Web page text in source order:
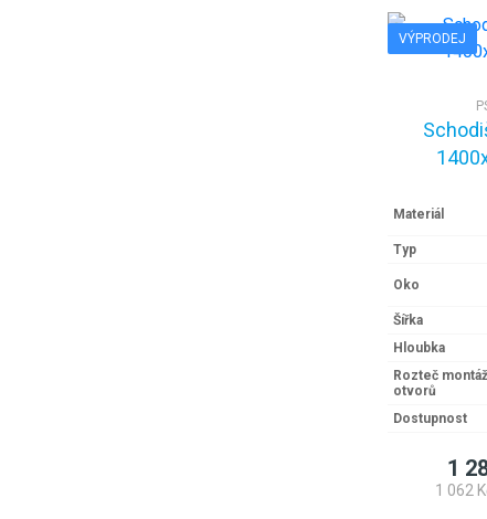
VÝPRODEJ
Materiál
Typ
Oko
Šířka
Hloubka
Rozteč
otvorů
Dostupnost
1
1 062